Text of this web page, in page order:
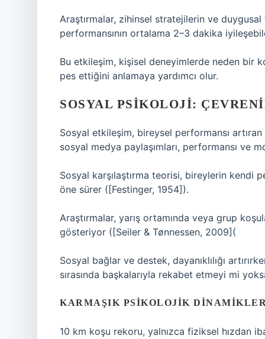
Araştırmalar, zihinsel stratejilerin ve duygusal
performansının ortalama 2–3 dakika
Bu etkileşim, kişisel deneyimlerde neden bir
pes ettiğini anlamaya yardımcı olur.
SOSYAL PSIKOLOJI:
Sosyal etkileşim, bireysel performansı
sosyal medya paylaşımları, performansı ve
Sosyal karşılaştırma teorisi, bireylerin kendi
öne sürer ([Festinger, 1954]).
Araştırmalar, yarış ortamında veya grup
gösteriyor ([Seiler & Tønnessen, 2009](
Sosyal bağlar ve destek, dayanıklılığı
sırasında başkalarıyla rekabet etmeyi mi
KARMAŞIK PSIKOLOJIK
10 km koşu rekoru, yalnızca fiziksel hızdan